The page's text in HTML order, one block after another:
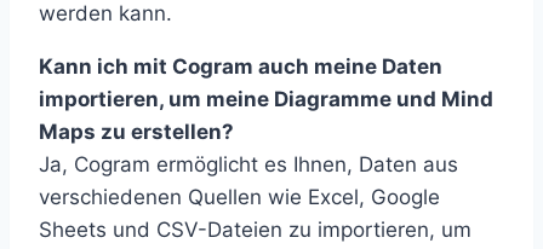
werden kann.
Kann ich mit Cogram auch meine Daten
importieren, um meine Diagramme und Mind
Maps zu erstellen?
Ja, Cogram ermöglicht es Ihnen, Daten aus
verschiedenen Quellen wie Excel, Google
Sheets und CSV-Dateien zu importieren, um